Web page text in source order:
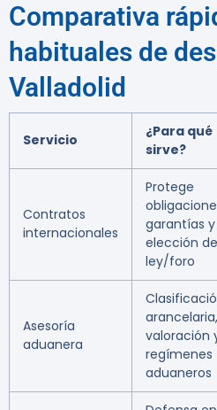
Comparativa
habituales de
Valladolid
Servicio
¿Para qué
sirve?
Contratos
internacionales
Protege
garantías y
elección de
ley/foro
Asesoría
aduanera
arancelaria,
valoración
regímenes
aduaneros